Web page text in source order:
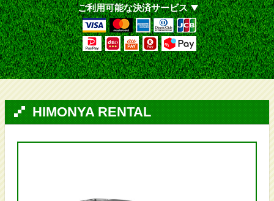
ご利用可能な決済サービス
HIMONYA RENTAL